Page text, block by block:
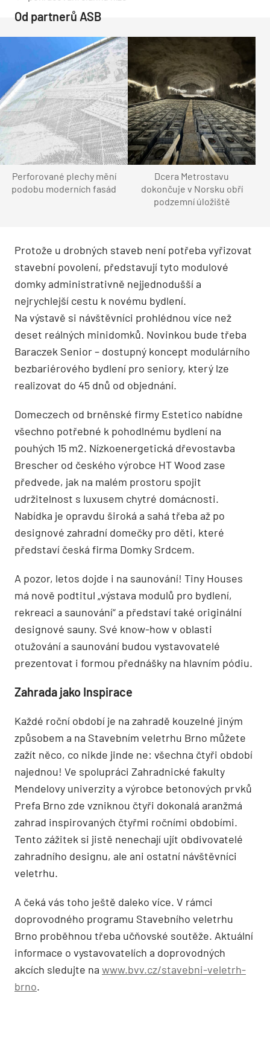
Od partnerů ASB
Perforované plechy mění
podobu moderních fasád
Dcera Metrostavu
dokončuje v Norsku obří
podzemní úložiště
Protože u drobných staveb není potřeba vyřizovat
stavební povolení, představují tyto modulové
domky administrativně nejjednodušší a
nejrychlejší cestu k novému bydlení.
Na výstavě si návštěvníci prohlédnou více než
deset reálných minidomků. Novinkou bude třeba
Baraczek Senior – dostupný koncept modulárního
bezbariérového bydlení pro seniory, který lze
realizovat do 45 dnů od objednání.
Domeczech od brněnské firmy Estetico nabídne
všechno potřebné k pohodlnému bydlení na
pouhých 15 m2. Nízkoenergetická dřevostavba
Brescher od českého výrobce HT Wood zase
předvede, jak na malém prostoru spojit
udržitelnost s luxusem chytré domácnosti.
Nabídka je opravdu široká a sahá třeba až po
designové zahradní domečky pro děti, které
představí česká firma Domky Srdcem.
A pozor, letos dojde i na saunování! Tiny Houses
má nově podtitul „výstava modulů pro bydlení,
rekreaci a saunování“ a představí také originální
designové sauny. Své know-how v oblasti
otužování a saunování budou vystavovatelé
prezentovat i formou přednášky na hlavním pódiu.
Zahrada jako Inspirace
Každé roční období je na zahradě kouzelné jiným
způsobem a na Stavebním veletrhu Brno můžete
zažít něco, co nikde jinde ne: všechna čtyři období
najednou! Ve spolupráci Zahradnické fakulty
Mendelovy univerzity a výrobce betonových prvků
Prefa Brno zde vzniknou čtyři dokonalá aranžmá
zahrad inspirovaných čtyřmi ročními obdobími.
Tento zážitek si jistě nenechají ujít obdivovatelé
zahradního designu, ale ani ostatní návštěvníci
veletrhu.
A čeká vás toho ještě daleko více. V rámci
doprovodného programu Stavebního veletrhu
Brno proběhnou třeba učňovské soutěže. Aktuální
informace o vystavovatelích a doprovodných
akcích sledujte na www.bvv.cz/stavebni-veletrh-
brno.